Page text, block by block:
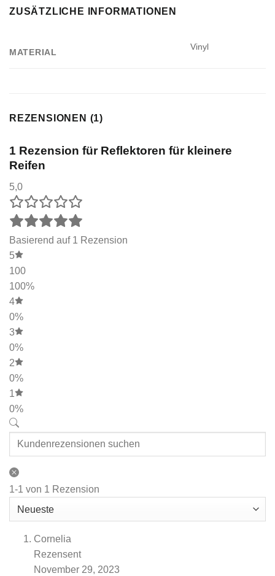
ZUSÄTZLICHE INFORMATIONEN
MATERIAL
Vinyl
REZENSIONEN (1)
1 Rezension für Reflektoren für kleinere
Reifen
5,0
Basierend auf 1 Rezension
5
100
100%
4
0%
3
0%
2
0%
1
0%
1-1 von 1 Rezension
Cornelia
Rezensent
November 29, 2023